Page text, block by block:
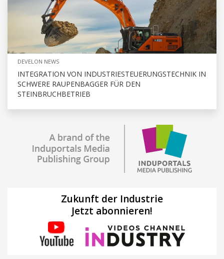
DEVELON NEWS
INTEGRATION VON INDUSTRIESTEUERUNGSTECHNIK IN
SCHWERE RAUPENBAGGER FÜR DEN
STEINBRUCHBETRIEB
Zukunft der Industrie
Jetzt abonnieren!